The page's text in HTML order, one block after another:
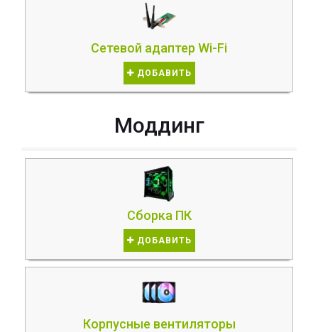
Сетевой адаптер Wi-Fi
ДОБАВИТЬ
Моддинг
Сборка ПК
ДОБАВИТЬ
Корпусные вентиляторы